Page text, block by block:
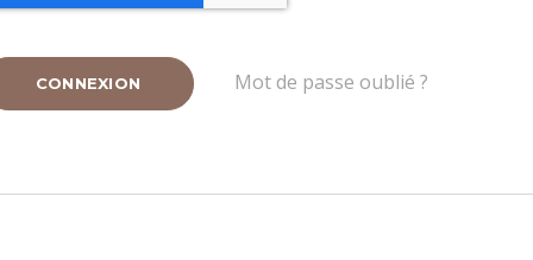
CONNEXION Mot de passe oublié ?